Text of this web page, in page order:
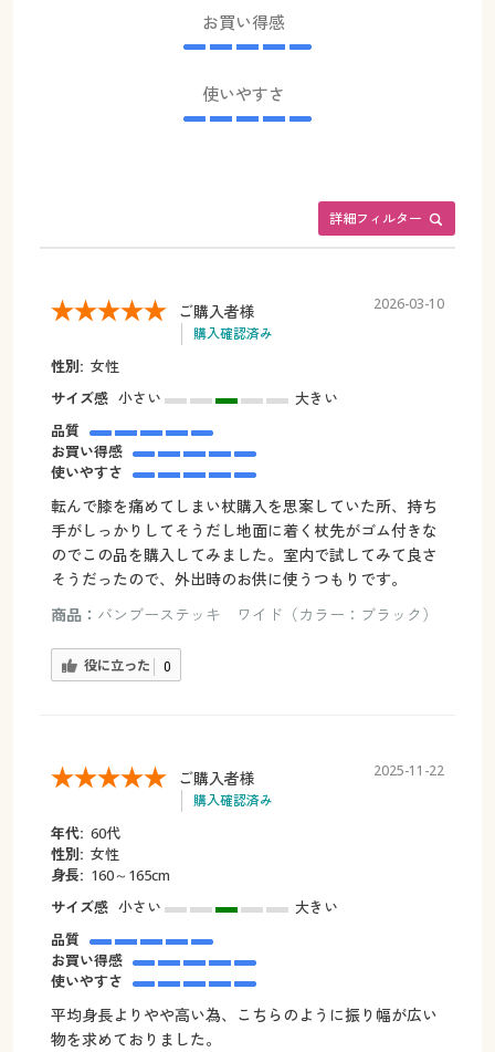
お買い得感
使いやすさ
詳細フィルター
ご購入者様
購入確認済み
2026-03-10
性別: 女性
サイズ感 小さい
大きい
品質
お買い得感
使いやすさ
転んで膝を痛めてしまい杖購入を思案していた所、持ち
手がしっかりしてそうだし地面に着く杖先がゴム付きな
のでこの品を購入してみました。室内で試してみて良さ
そうだったので、外出時のお供に使うつもりです。
商品： バンブーステッキ ワイド（カラー：ブラック）
役に立った 0
ご購入者様
購入確認済み
2025-11-22
年代: 60代
性別: 女性
身長: 160～165cm
サイズ感 小さい
大きい
品質
お買い得感
使いやすさ
平均身長よりやや高い為、こちらのように振り幅が広い
物を求めておりました。